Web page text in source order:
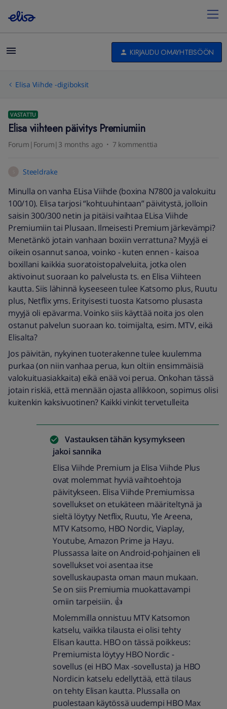
KIRJAUDU OMAYHTEISÖÖN
Elisa Viihde -digiboksit
VASTATTU
Elisa viihteen päivitys Premiumiin
Forum|Forum|3 months ago 7 kommenttia
Steeldrake
Minulla on vanha ELisa Viihde (boxina N7800 ja valokuitu
100/10). Elisa tarjosi “kohtuuhintaan” päivitystä, jolloin
saisin 300/300 netin ja pitäisi vaihtaa ELisa Viihde
Premiumiin tai Plusaan. Ilmeisesti Premium järkevämpi?
Menetänkö jotain vanhaan boxiin verrattuna? Myyjä ei
oikein osannut sanoa, voinko - kuten ennen - kaisoa
boxillani kaikkia suoratoistopalveluita, jotka olen
aktivoinut suoraan ko palvelusta ts. en Elisa Viihteen
kautta. Siis lähinnä kyseeseen tulee Katsomo plus, Ruutu
plus, Netflix yms. Erityisesti tuosta Katsomo plusasta
myyjä oli epävarma. Voinko siis käyttää noita jos olen
ostanut palvelun suoraan ko. toimijalta, esim. MTV, eikä
Elisalta?
Jos päivitän, nykyinen tuoterakenne tulee kuulemma
purkaa (on niin vanhaa perua, kun oltiin ensimmäisiä
valokuituasiakkaita) eikä enää voi perua. Onkohan tässä
jotain riskiä, että mennään ojasta allikkoon, sopimus olisi
kuitenkin kaksivuotinen? Kaikki vinkit tervetulleita
Vastauksen tähän kysymykseen
jakoi sannika
Elisa Viihde Premium ja Elisa Viihde Plus
ovat molemmat hyviä vaihtoehtoja
päivitykseen. Elisa Viihde Premiumissa
sovellukset on etukäteen määriteltynä ja
sieltä löytyy Netflix, Ruutu, Yle Areena,
MTV Katsomo, HBO Nordic, Viaplay,
Youtube, Amazon Prime ja Hayu.
Plussassa laite on Android-pohjainen eli
sovellukset voi asentaa itse
sovelluskaupasta oman maun mukaan.
Se on siis Premiumia muokattavampi
omiin tarpeisiin. 👍
Molemmilla onnistuu MTV Katsomon
katselu, vaikka tilausta ei olisi tehty
Elisan kautta. HBO on tässä poikkeus:
Premiumista löytyy HBO Nordic -
sovellus (ei HBO Max -sovellusta) ja HBO
Nordicin katselu edellyttää, että tilaus
on tehty Elisan kautta. Plussalla on
puolestaan käytössä uudempi HBO Max